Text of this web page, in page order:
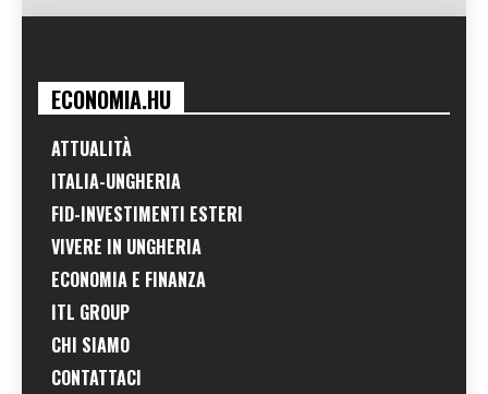
ECONOMIA.HU
ATTUALITÀ
ITALIA-UNGHERIA
FID-INVESTIMENTI ESTERI
VIVERE IN UNGHERIA
ECONOMIA E FINANZA
ITL GROUP
CHI SIAMO
CONTATTACI